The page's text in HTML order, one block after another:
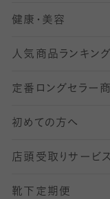
オーバーニー・
111〜210デニ
211デニールタ
5 分丈
6 分丈レギンス
7 分丈 レギンス
8分丈 レギンス
10分丈 レギンス
12分丈レギンス
美脚ストッキング
オールスルース
フレッシャーズ
冠婚葬祭向けソ
スーツカジュア
ロングホーズ
ランニングソッ
ゴルフソックス・
サッカー・フッ
ヨガソックス・靴
スポーツ用レッ
SSサイズ（21～
健康・美容
インナーソックス
加圧・着圧ソッ
冷えとり靴下
着圧・加圧タイツ
むくみ対策
人気商品ランキング
定番ロングセラー
初めての方へ
店頭受取りサービス
靴下定期便